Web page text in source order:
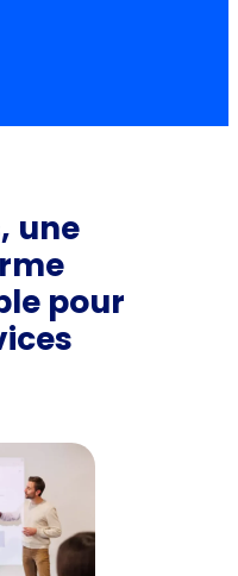
une
pour